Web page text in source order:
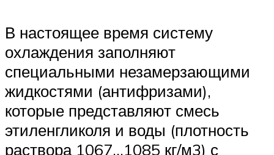
В настоящее время систему
охлаждения заполняют
специальными незамерзающими
жидкостями (антифризами),
которые представляют смесь
этиленгликоля и воды (плотность
раствора 1067…1085 кг/м3) с